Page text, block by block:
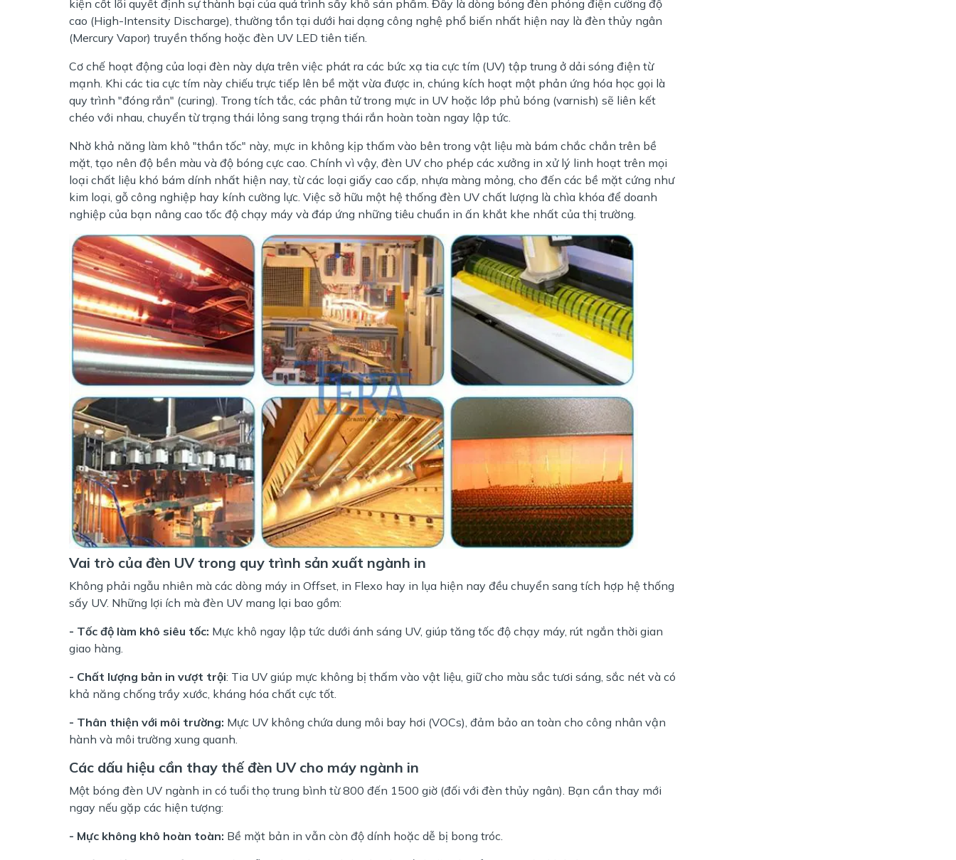
kiện cốt lõi quyết định sự thành bại của quá trình sấy khô sản phẩm. Đây là dòng bóng đèn phóng điện cường độ
cao (High-Intensity Discharge), thường tồn tại dưới hai dạng công nghệ phổ biến nhất hiện nay là đèn thủy ngân
(Mercury Vapor) truyền thống hoặc đèn UV LED tiên tiến.
Cơ chế hoạt động của loại đèn này dựa trên việc phát ra các bức xạ tia cực tím (UV) tập trung ở dải sóng điện từ
mạnh. Khi các tia cực tím này chiếu trực tiếp lên bề mặt vừa được in, chúng kích hoạt một phản ứng hóa học gọi là
quy trình "đóng rắn" (curing). Trong tích tắc, các phân tử trong mực in UV hoặc lớp phủ bóng (varnish) sẽ liên kết
chéo với nhau, chuyển từ trạng thái lỏng sang trạng thái rắn hoàn toàn ngay lập tức.
Nhờ khả năng làm khô "thần tốc" này, mực in không kịp thấm vào bên trong vật liệu mà bám chắc chắn trên bề
mặt, tạo nên độ bền màu và độ bóng cực cao. Chính vì vậy, đèn UV cho phép các xưởng in xử lý linh hoạt trên mọi
loại chất liệu khó bám dính nhất hiện nay, từ các loại giấy cao cấp, nhựa màng mỏng, cho đến các bề mặt cứng như
kim loại, gỗ công nghiệp hay kính cường lực. Việc sở hữu một hệ thống đèn UV chất lượng là chìa khóa để doanh
nghiệp của bạn nâng cao tốc độ chạy máy và đáp ứng những tiêu chuẩn in ấn khắt khe nhất của thị trường.
Vai trò của đèn UV trong quy trình sản xuất ngành in
Không phải ngẫu nhiên mà các dòng máy in Offset, in Flexo hay in lụa hiện nay đều chuyển sang tích hợp hệ thống
sấy UV. Những lợi ích mà đèn UV mang lại bao gồm:
- Tốc độ làm khô siêu tốc: Mực khô ngay lập tức dưới ánh sáng UV, giúp tăng tốc độ chạy máy, rút ngắn thời gian
giao hàng.
- Chất lượng bản in vượt trội: Tia UV giúp mực không bị thấm vào vật liệu, giữ cho màu sắc tươi sáng, sắc nét và có
khả năng chống trầy xước, kháng hóa chất cực tốt.
- Thân thiện với môi trường: Mực UV không chứa dung môi bay hơi (VOCs), đảm bảo an toàn cho công nhân vận
hành và môi trường xung quanh.
Các dấu hiệu cần thay thế đèn UV cho máy ngành in
Một bóng đèn UV ngành in có tuổi thọ trung bình từ 800 đến 1500 giờ (đối với đèn thủy ngân). Bạn cần thay mới
ngay nếu gặp các hiện tượng:
- Mực không khô hoàn toàn: Bề mặt bản in vẫn còn độ dính hoặc dễ bị bong tróc.